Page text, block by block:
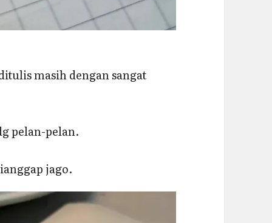
masih dengan sangat
pelan-pelan.
jago.